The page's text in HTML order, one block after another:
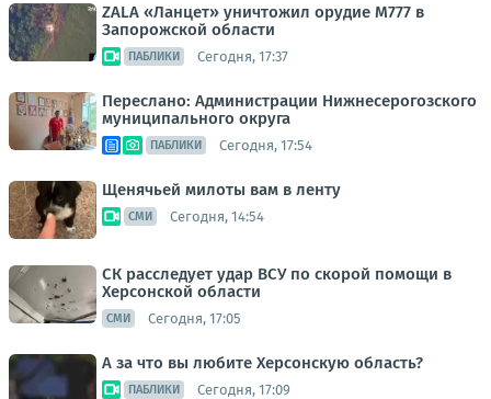
ZALA «Ланцет» уничтожил орудие M777 в
Запорожской области
ПАБЛИКИ Сегодня, 17:37
Переслано: Администрации Нижнесерогозского
муниципального округа
ПАБЛИКИ Сегодня, 17:54
Щенячьей милоты вам в ленту
СМИ Сегодня, 14:54
СК расследует удар ВСУ по скорой помощи в
Херсонской области
СМИ Сегодня, 17:05
А за что вы любите Херсонскую область?
ПАБЛИКИ Сегодня, 17:09